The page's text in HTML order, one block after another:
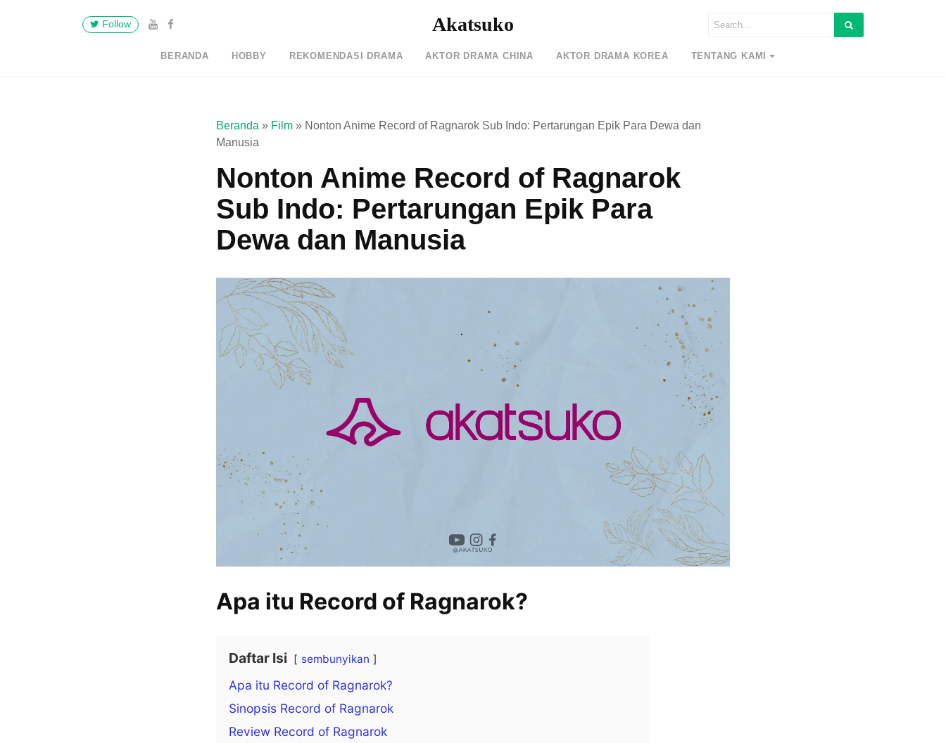
Follow Akatsuko
BERANDA HOBBY REKOMENDASI DRAMA AKTOR DRAMA CHINA AKTOR DRAMA KOREA TENTANG KAMI
Beranda » Film » Nonton Anime Record of Ragnarok Sub Indo: Pertarungan Epik Para Dewa dan
Manusia
Nonton Anime Record of Ragnarok
Sub Indo: Pertarungan Epik Para
Dewa dan Manusia
Apa itu Record of Ragnarok?
Daftar Isi sembunyikan
Apa itu Record of Ragnarok?
Sinopsis Record of Ragnarok
Review Record of Ragnarok